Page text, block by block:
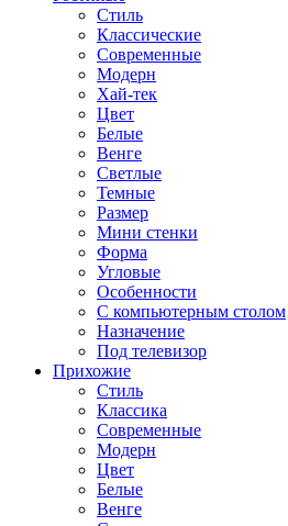
Стиль
Классические
Современные
Модерн
Хай-тек
Цвет
Белые
Венге
Светлые
Темные
Размер
Мини стенки
Форма
Угловые
Особенности
С компьютерным столом
Назначение
Под телевизор
Прихожие
Стиль
Классика
Современные
Модерн
Цвет
Белые
Венге